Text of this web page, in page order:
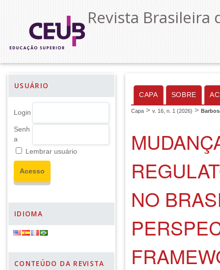
Revista Brasileira
USUÁRIO
Login
Senh
a
Lembrar usuário
IDIOMA
CONTEÚDO DA REVISTA
CAPA SOBRE
Capa > v. 16, n. 1 (2026) >
NO